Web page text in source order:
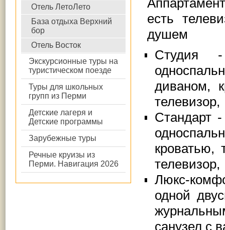
Отель ЛетоЛето
База отдыха Верхний
бор
Отель Восток
Экскурсионные туры на
туристическом поезде
Туры для школьных
групп из Перми
Детские лагеря и
Детские программы
Зарубежные туры
Речные круизы из
Перми. Навигация 2026
есть
душем
Студия
диваном,
Стандарт
кроватью,
Люкс-
одной
санузел с